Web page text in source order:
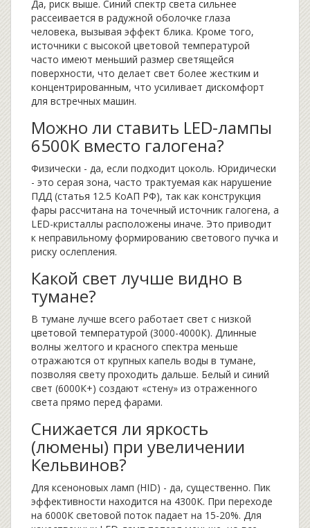
Да, риск выше. Синий спектр света сильнее
рассеивается в радужной оболочке глаза
человека, вызывая эффект блика. Кроме того,
источники с высокой цветовой температурой
часто имеют меньший размер светящейся
поверхности, что делает свет более жестким и
концентрированным, что усиливает дискомфорт
для встречных машин.
Можно ли ставить LED-лампы
6500К вместо галогена?
Физически - да, если подходит цоколь. Юридически
- это серая зона, часто трактуемая как нарушение
ПДД (статья 12.5 КоАП РФ), так как конструкция
фары рассчитана на точечный источник галогена, а
LED-кристаллы расположены иначе. Это приводит
к неправильному формированию светового пучка и
риску ослепления.
Какой свет лучше видно в
тумане?
В тумане лучше всего работает свет с низкой
цветовой температурой (3000-4000К). Длинные
волны желтого и красного спектра меньше
отражаются от крупных капель воды в тумане,
позволяя свету проходить дальше. Белый и синий
свет (6000К+) создают «стену» из отраженного
света прямо перед фарами.
Снижается ли яркость
(люмены) при увеличении
Кельвинов?
Для ксеноновых ламп (HID) - да, существенно. Пик
эффективности находится на 4300К. При переходе
на 6000К световой поток падает на 15-20%. Для